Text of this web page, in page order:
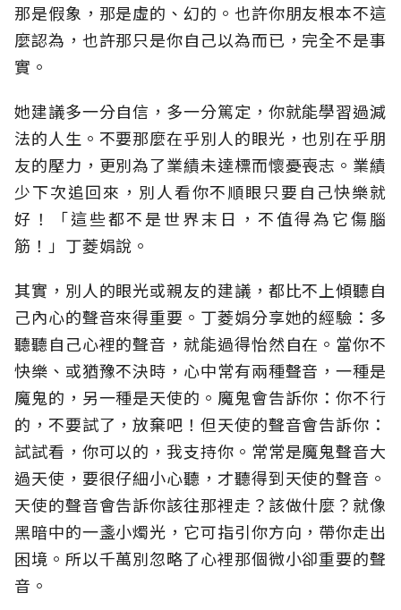
那是假象，那是虛的、幻的。也許你朋友根本不這
麼認為，也許那只是你自己以為而已，完全不是事
實。
她建議多一分自信，多一分篤定，你就能學習過減
法的人生。不要那麼在乎別人的眼光，也別在乎朋
友的壓力，更別為了業績未達標而懷憂喪志。業績
少下次追回來，別人看你不順眼只要自己快樂就
好！「這些都不是世界末日，不值得為它傷腦
筋！」丁菱娟說。
其實，別人的眼光或親友的建議，都比不上傾聽自
己內心的聲音來得重要。丁菱娟分享她的經驗：多
聽聽自己心裡的聲音，就能過得怡然自在。當你不
快樂、或猶豫不決時，心中常有兩種聲音，一種是
魔鬼的，另一種是天使的。魔鬼會告訴你：你不行
的，不要試了，放棄吧！但天使的聲音會告訴你：
試試看，你可以的，我支持你。常常是魔鬼聲音大
過天使，要很仔細小心聽，才聽得到天使的聲音。
天使的聲音會告訴你該往那裡走？該做什麼？就像
黑暗中的一盞小燭光，它可指引你方向，帶你走出
困境。所以千萬別忽略了心裡那個微小卻重要的聲
音。